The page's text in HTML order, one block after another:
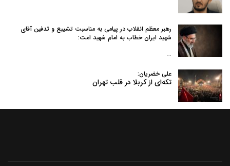
رهبر معظم انقلاب در پیامی به‌ مناسبت تشییع و تدفین آقای
شهید ایران خطاب به امام شهید امت:
…
علی خضریان:
تکه‌ای از کربلا در قلب تهران